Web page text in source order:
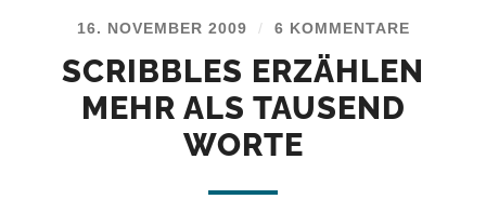
16. NOVEMBER 2009 / 6 KOMMENTARE
SCRIBBLES ERZÄHLEN
MEHR ALS TAUSEND
WORTE